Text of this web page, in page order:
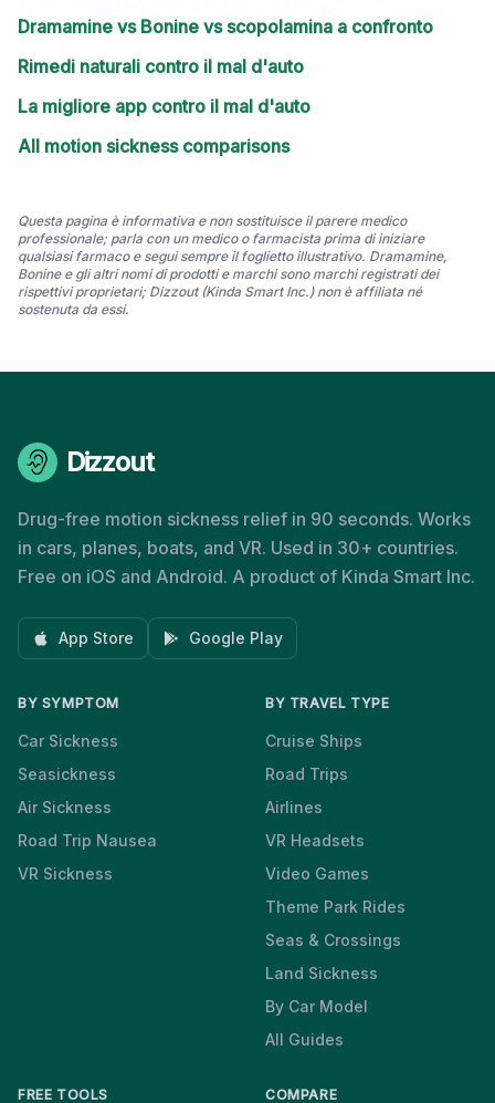
Dramamine vs Bonine vs scopolamina a confronto
Rimedi naturali contro il mal d'auto
La migliore app contro il mal d'auto
All motion sickness comparisons
Questa pagina è informativa e non sostituisce il parere medico
professionale; parla con un medico o farmacista prima di iniziare
qualsiasi farmaco e segui sempre il foglietto illustrativo. Dramamine,
Bonine e gli altri nomi di prodotti e marchi sono marchi registrati dei
rispettivi proprietari; Dizzout (Kinda Smart Inc.) non è affiliata né
sostenuta da essi.
Dizzout
Drug-free motion sickness relief in 90 seconds. Works
in cars, planes, boats, and VR. Used in 30+ countries.
Free on iOS and Android. A product of Kinda Smart Inc.
App Store Google Play
BY SYMPTOM
Car Sickness
Seasickness
Air Sickness
Road Trip Nausea
VR Sickness
BY TRAVEL TYPE
Cruise Ships
Road Trips
Airlines
VR Headsets
Video Games
Theme Park Rides
Seas & Crossings
Land Sickness
By Car Model
All Guides
FREE TOOLS COMPARE